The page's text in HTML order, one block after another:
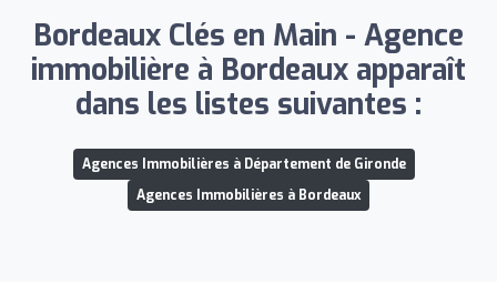
Bordeaux Clés en Main - Agence
immobilière à Bordeaux apparaît
dans les listes suivantes :
Agences Immobilières à Département de Gironde
Agences Immobilières à Bordeaux